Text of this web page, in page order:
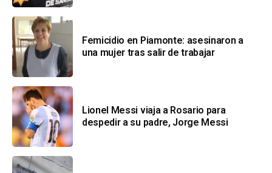
Femicidio en Piamonte: asesinaron a
una mujer tras salir de trabajar
Lionel Messi viaja a Rosario para
despedir a su padre, Jorge Messi